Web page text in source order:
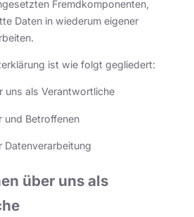
Fremdkomponenten,
Daten in wiederum eigener
ist wie folgt gegliedert:
uns als Verantwortliche
und Betroffenen
Datenverarbeitung
über uns als